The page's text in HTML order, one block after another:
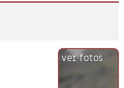
ver fotos